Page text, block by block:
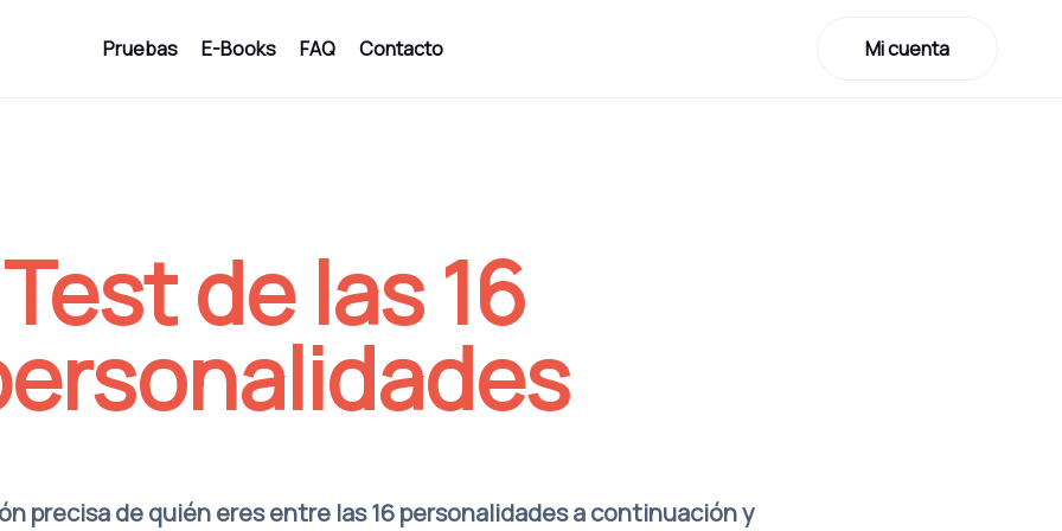
Pruebas E-Books FAQ Contacto Mi cuenta
Test de las 16
precisa de quién eres entre las 16 personalidades a continuación y